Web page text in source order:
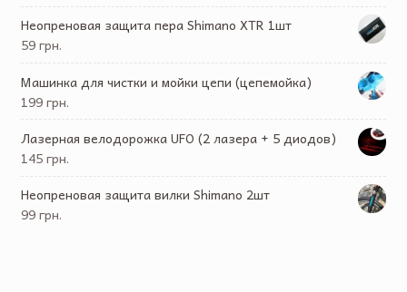
Неопреновая защита пера Shimano XTR 1шт
59 грн.
Машинка для чистки и мойки цепи (цепемойка)
199 грн.
Лазерная велодорожка UFO (2 лазера + 5 диодов)
145 грн.
Неопреновая защита вилки Shimano 2шт
99 грн.